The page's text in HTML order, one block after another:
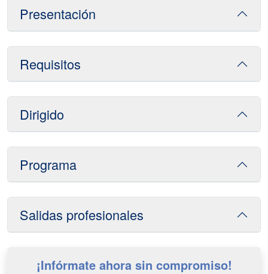
Presentación
Requisitos
Dirigido
Programa
Salidas profesionales
¡Infórmate ahora sin compromiso!